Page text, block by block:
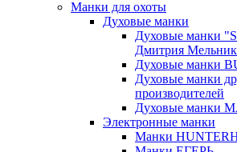
Манки для охоты
Духовые манки
Духовые манки
Дмитрия
Духовые манки
Духовые манки
производителей
Духовые манки
Электронные манки
Манки